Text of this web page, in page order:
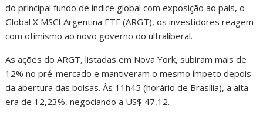
do principal fundo de índice global com exposição ao país, o
Global X MSCI Argentina ETF (ARGT), os investidores reagem
com otimismo ao novo governo do ultraliberal.
As ações do ARGT, listadas em Nova York, subiram mais de
12% no pré-mercado e mantiveram o mesmo ímpeto depois
da abertura das bolsas. Às 11h45 (horário de Brasília), a alta
era de 12,23%, negociando a US$ 47,12.